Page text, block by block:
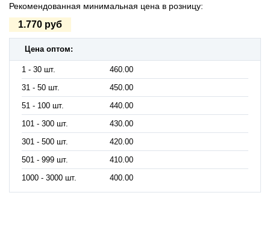
Рекомендованная минимальная цена в розницу:
1.770 руб
Цена оптом:
1 - 30 шт.
460.00
31 - 50 шт.
450.00
51 - 100 шт.
440.00
101 - 300 шт.
430.00
301 - 500 шт.
420.00
501 - 999 шт.
410.00
1000 - 3000 шт.
400.00